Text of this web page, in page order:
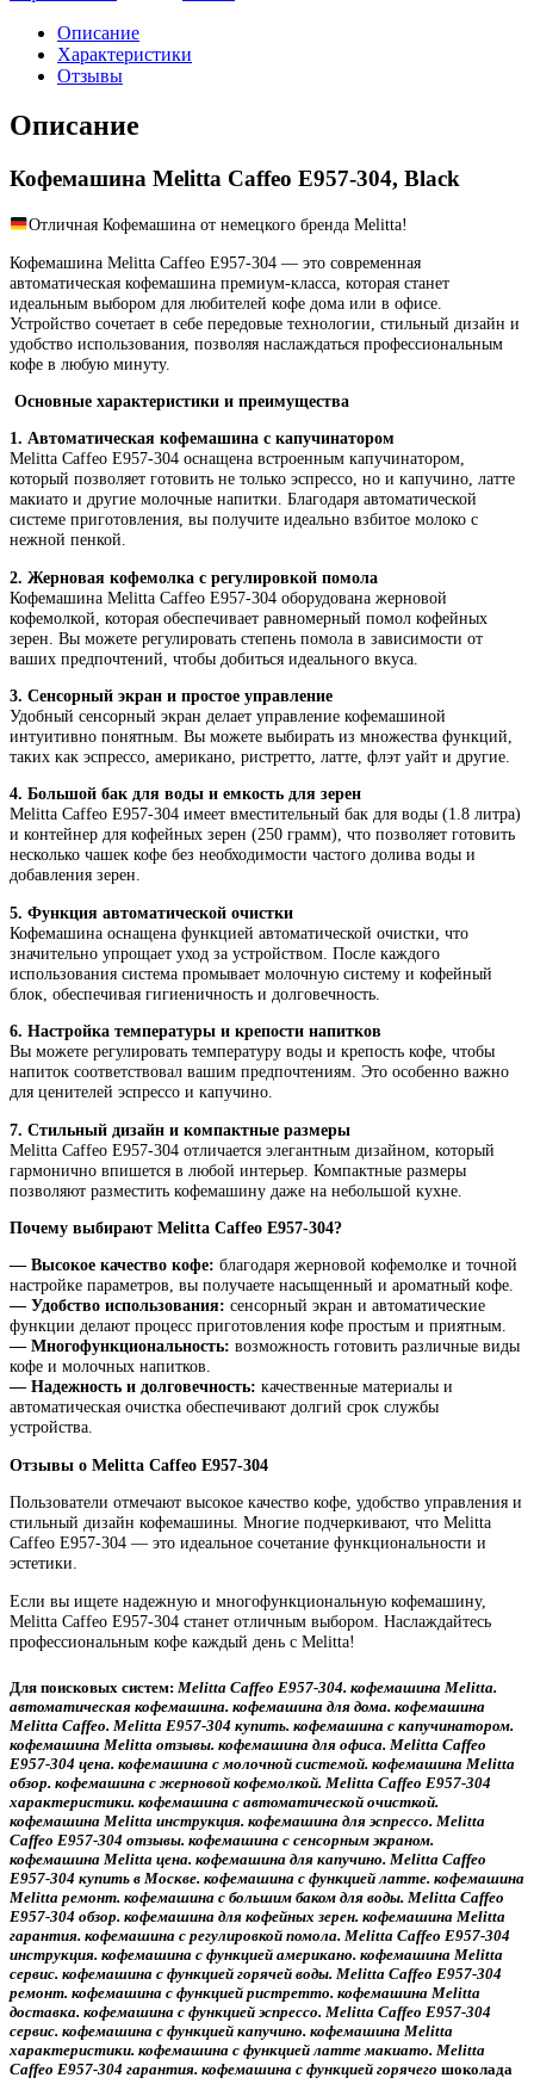
Описание
Характеристики
Отзывы
Описание
Кофемашина Melitta Caffeo E957-304, Black
Отличная Кофемашина от немецкого бренда Melitta!
Кофемашина Melitta Caffeo E957-304 — это современная
автоматическая кофемашина премиум-класса, которая станет
идеальным выбором для любителей кофе дома или в офисе.
Устройство сочетает в себе передовые технологии, стильный дизайн и
удобство использования, позволяя наслаждаться профессиональным
кофе в любую минуту.
Основные характеристики и преимущества
1. Автоматическая кофемашина с капучинатором
Melitta Caffeo E957-304 оснащена встроенным капучинатором,
который позволяет готовить не только эспрессо, но и капучино, латте
макиато и другие молочные напитки. Благодаря автоматической
системе приготовления, вы получите идеально взбитое молоко с
нежной пенкой.
2. Жерновая кофемолка с регулировкой помола
Кофемашина Melitta Caffeo E957-304 оборудована жерновой
кофемолкой, которая обеспечивает равномерный помол кофейных
зерен. Вы можете регулировать степень помола в зависимости от
ваших предпочтений, чтобы добиться идеального вкуса.
3. Сенсорный экран и простое управление
Удобный сенсорный экран делает управление кофемашиной
интуитивно понятным. Вы можете выбирать из множества функций,
таких как эспрессо, американо, ристретто, латте, флэт уайт и другие.
4. Большой бак для воды и емкость для зерен
Melitta Caffeo E957-304 имеет вместительный бак для воды (1.8 литра)
и контейнер для кофейных зерен (250 грамм), что позволяет готовить
несколько чашек кофе без необходимости частого долива воды и
добавления зерен.
5. Функция автоматической очистки
Кофемашина оснащена функцией автоматической очистки, что
значительно упрощает уход за устройством. После каждого
использования система промывает молочную систему и кофейный
блок, обеспечивая гигиеничность и долговечность.
6. Настройка температуры и крепости напитков
Вы можете регулировать температуру воды и крепость кофе, чтобы
напиток соответствовал вашим предпочтениям. Это особенно важно
для ценителей эспрессо и капучино.
7. Стильный дизайн и компактные размеры
Melitta Caffeo E957-304 отличается элегантным дизайном, который
гармонично впишется в любой интерьер. Компактные размеры
позволяют разместить кофемашину даже на небольшой кухне.
Почему выбирают Melitta Caffeo E957-304?
— Высокое качество кофе: благодаря жерновой кофемолке и точной
настройке параметров, вы получаете насыщенный и ароматный кофе.
— Удобство использования: сенсорный экран и автоматические
функции делают процесс приготовления кофе простым и приятным.
— Многофункциональность: возможность готовить различные виды
кофе и молочных напитков.
— Надежность и долговечность: качественные материалы и
автоматическая очистка обеспечивают долгий срок службы
устройства.
Отзывы о Melitta Caffeo E957-304
Пользователи отмечают высокое качество кофе, удобство управления и
стильный дизайн кофемашины. Многие подчеркивают, что Melitta
Caffeo E957-304 — это идеальное сочетание функциональности и
эстетики.
Если вы ищете надежную и многофункциональную кофемашину,
Melitta Caffeo E957-304 станет отличным выбором. Наслаждайтесь
профессиональным кофе каждый день с Melitta!
Для поисковых систем: Melitta Caffeo E957-304. кофемашина Melitta.
автоматическая кофемашина. кофемашина для дома. кофемашина
Melitta Caffeo. Melitta E957-304 купить. кофемашина с капучинатором.
кофемашина Melitta отзывы. кофемашина для офиса. Melitta Caffeo
E957-304 цена. кофемашина с молочной системой. кофемашина Melitta
обзор. кофемашина с жерновой кофемолкой. Melitta Caffeo E957-304
характеристики. кофемашина с автоматической очисткой.
кофемашина Melitta инструкция. кофемашина для эспрессо. Melitta
Caffeo E957-304 отзывы. кофемашина с сенсорным экраном.
кофемашина Melitta цена. кофемашина для капучино. Melitta Caffeo
E957-304 купить в Москве. кофемашина с функцией латте. кофемашина
Melitta ремонт. кофемашина с большим баком для воды. Melitta Caffeo
E957-304 обзор. кофемашина для кофейных зерен. кофемашина Melitta
гарантия. кофемашина с регулировкой помола. Melitta Caffeo E957-304
инструкция. кофемашина с функцией американо. кофемашина Melitta
сервис. кофемашина с функцией горячей воды. Melitta Caffeo E957-304
ремонт. кофемашина с функцией ристретто. кофемашина Melitta
доставка. кофемашина с функцией эспрессо. Melitta Caffeo E957-304
сервис. кофемашина с функцией капучино. кофемашина Melitta
характеристики. кофемашина с функцией латте макиато. Melitta
Caffeo E957-304 гарантия. кофемашина с функцией горячего шоколада